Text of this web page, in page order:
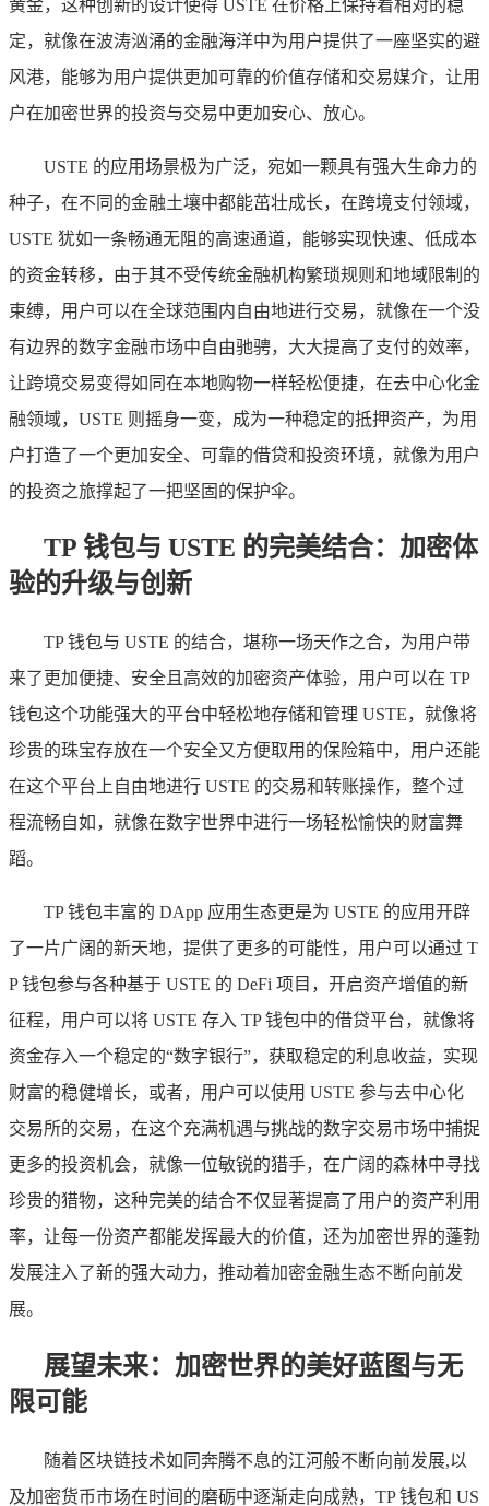
黄金，这种创新的设计使得 USTE 在价格上保持着相对的稳
定，就像在波涛汹涌的金融海洋中为用户提供了一座坚实的避
风港，能够为用户提供更加可靠的价值存储和交易媒介，让用
户在加密世界的投资与交易中更加安心、放心。
USTE 的应用场景极为广泛，宛如一颗具有强大生命力的
种子，在不同的金融土壤中都能茁壮成长，在跨境支付领域，
USTE 犹如一条畅通无阻的高速通道，能够实现快速、低成本
的资金转移，由于其不受传统金融机构繁琐规则和地域限制的
束缚，用户可以在全球范围内自由地进行交易，就像在一个没
有边界的数字金融市场中自由驰骋，大大提高了支付的效率，
让跨境交易变得如同在本地购物一样轻松便捷，在去中心化金
融领域，USTE 则摇身一变，成为一种稳定的抵押资产，为用
户打造了一个更加安全、可靠的借贷和投资环境，就像为用户
的投资之旅撑起了一把坚固的保护伞。
TP 钱包与 USTE 的完美结合：加密体
验的升级与创新
TP 钱包与 USTE 的结合，堪称一场天作之合，为用户带
来了更加便捷、安全且高效的加密资产体验，用户可以在 TP
钱包这个功能强大的平台中轻松地存储和管理 USTE，就像将
珍贵的珠宝存放在一个安全又方便取用的保险箱中，用户还能
在这个平台上自由地进行 USTE 的交易和转账操作，整个过
程流畅自如，就像在数字世界中进行一场轻松愉快的财富舞
蹈。
TP 钱包丰富的 DApp 应用生态更是为 USTE 的应用开辟
了一片广阔的新天地，提供了更多的可能性，用户可以通过 T
P 钱包参与各种基于 USTE 的 DeFi 项目，开启资产增值的新
征程，用户可以将 USTE 存入 TP 钱包中的借贷平台，就像将
资金存入一个稳定的“数字银行”，获取稳定的利息收益，实现
财富的稳健增长，或者，用户可以使用 USTE 参与去中心化
交易所的交易，在这个充满机遇与挑战的数字交易市场中捕捉
更多的投资机会，就像一位敏锐的猎手，在广阔的森林中寻找
珍贵的猎物，这种完美的结合不仅显著提高了用户的资产利用
率，让每一份资产都能发挥最大的价值，还为加密世界的蓬勃
发展注入了新的强大动力，推动着加密金融生态不断向前发
展。
展望未来：加密世界的美好蓝图与无
限可能
随着区块链技术如同奔腾不息的江河般不断向前发展,以
及加密货币市场在时间的磨砺中逐渐走向成熟，TP 钱包和 US